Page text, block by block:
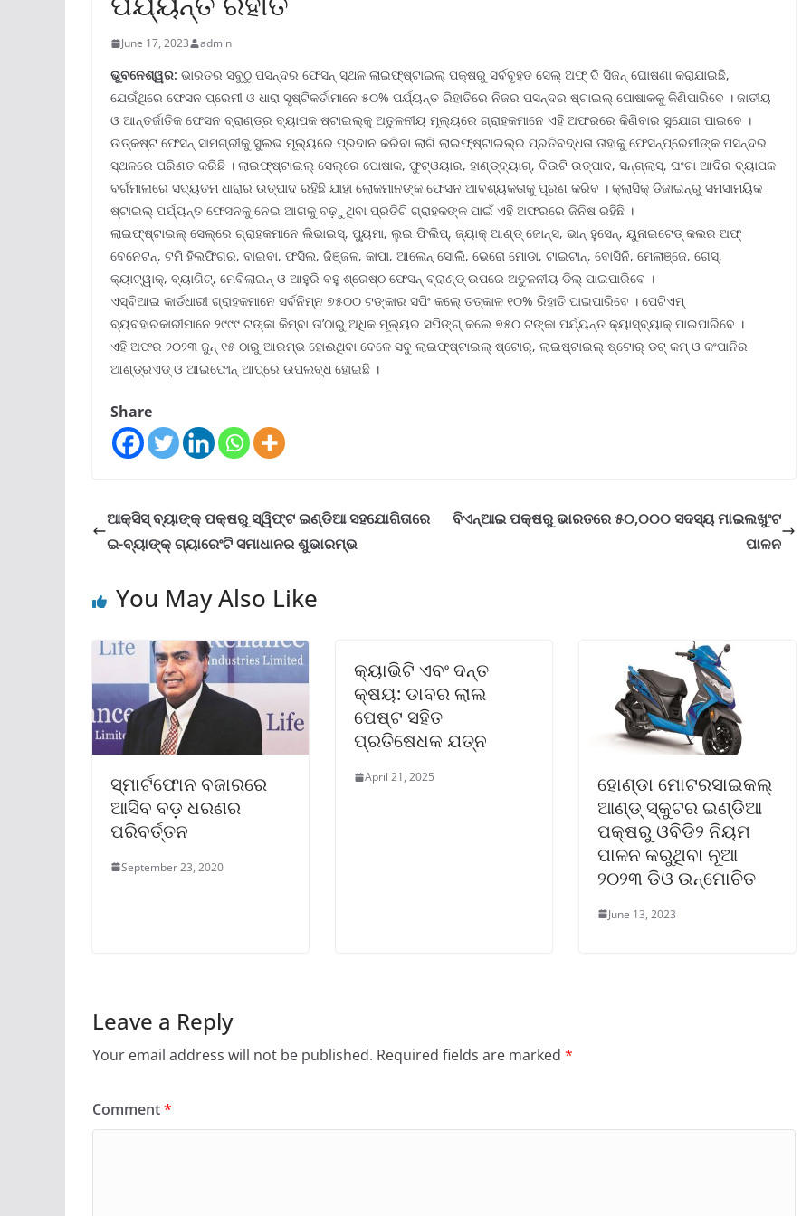
June 17, 2023 admin
ଭୁବନେଶ୍ୱର: ଭାରତର ସବୁଠୁ ପସନ୍ଦର ଫେସନ୍ ସ୍ଥଳ ଲାଇଫ୍‌ଷ୍ଟାଇଲ୍ ପକ୍ଷରୁ ସର୍ବବୃହତ ସେଲ୍ ଅଫ୍ ଦି ସିଜନ୍ ଘୋଷଣା କରାଯାଇଛି,
ଯେଉଁଥିରେ ଫେସନ ପ୍ରେମୀ ଓ ଧାରା ସୃଷ୍ଟିକର୍ତାମାନେ ୫୦% ପର୍ଯ୍ୟନ୍ତ ରିହାତିରେ ନିଜର ପସନ୍ଦର ଷ୍ଟାଇଲ୍ ପୋଷାକକୁ କିଣିପାରିବେ । ଜାତୀୟ
ଓ ଆନ୍ତର୍ଜାତିକ ଫେସନ ବ୍ରାଣ୍ଡ୍‌ର ବ୍ୟାପକ ଷ୍ଟାଇଲ୍‌କୁ ଅତୁଳନୀୟ ମୂଲ୍ୟରେ ଗ୍ରାହକମାନେ ଏହି ଅଫରରେ କିଣିବାର ସୁଯୋଗ ପାଇବେ ।
ଉତ୍କଷ୍ଟ ଫେସନ୍ ସାମଗ୍ରୀକୁ ସୁଲଭ ମୂଲ୍ୟରେ ପ୍ରଦାନ କରିବା ଲାଗି ଲାଇଫ୍‌ଷ୍ଟାଇଲ୍‌ର ପ୍ରତିବଦ୍ଧତା ତାହାକୁ ଫେସନ୍‌ପ୍ରେମୀଙ୍କ ପସନ୍ଦର
ସ୍ଥଳରେ ପରିଣତ କରିଛି । ଲାଇଫ୍‌ଷ୍ଟାଇଲ୍ ସେଲ୍‌ରେ ପୋଷାକ, ଫୁଟ୍‌ଓୟାର, ହାଣ୍ଡ୍‌ବ୍ୟାଗ୍‌, ବିଉଟି ଉତ୍ପାଦ, ସନ୍‌ଗ୍ଲାସ୍‌, ଘଂଟା ଆଦିର ବ୍ୟାପକ
ବର୍ଗମାଳାରେ ସଦ୍ୟତମ ଧାରାର ଉତ୍ପାଦ ରହିଛି ଯାହା ଲୋକମାନଙ୍କ ଫେସନ ଆବଶ୍ୟକତାକୁ ପୂରଣ କରିବ । କ୍ଲାସିକ୍ ଡିଜାଇନ୍‌ରୁ ସମସାମୟିକ
ଷ୍ଟାଇଲ୍ ପର୍ଯ୍ୟନ୍ତ ଫେସନକୁ ନେଇ ଆଗକୁ ବଢ଼ୁଥିବା ପ୍ରତିଟି ଗ୍ରାହକଙ୍କ ପାଇଁ ଏହି ଅଫରରେ ଜିନିଷ ରହିଛି ।
ଲାଇଫ୍‌ଷ୍ଟାଇଲ୍ ସେଲ୍‌ରେ ଗ୍ରାହକମାନେ ଲିଭାଇସ୍‌, ପ୍ୟୁମା, ଲୁଇ ଫିଲିପ୍‌, ଜ୍ୟାକ୍ ଆଣ୍ଡ୍ ଜୋନ୍‌ସ, ଭାନ୍ ହୁସେନ୍‌, ୟୁନାଇଟେଡ୍ କଲର ଅଫ୍
ବେନେଟନ୍‌, ଟମି ହିଲଫିଗର, ବାଇବା, ଫସିଲ, ଜିଞ୍ଜଳ, କାପା, ଆଲେନ୍ ସୋଲି, ଭେରୋ ମୋଡା, ଟାଇଟାନ୍‌, ବୋସିନି, ମେଲାଞ୍ଜେ, ଗେସ୍‌,
କ୍ୟାଟ୍‌ୱାକ୍‌, ବ୍ୟାଗିଟ୍‌, ମେବିଲାଇନ୍ ଓ ଆହୁରି ବହୁ ଶ୍ରେଷ୍ଠ ଫେସନ୍ ବ୍ରାଣ୍ଡ୍ ଉପରେ ଅତୁଳନୀୟ ଡିଲ୍ ପାଇପାରିବେ ।
ଏସ୍‌ବିଆଇ କାର୍ଡଧାରୀ ଗ୍ରାହକମାନେ ସର୍ବନିମ୍ନ ୭୫୦୦ ଟଙ୍କାର ସପିଂ କଲେ୍ ତତ୍କାଳ ୧୦% ରିହାତି ପାଇପାରିବେ । ପେଟିଏମ୍
ବ୍ୟବହାରକାରୀମାନେ ୨୯୯୯ ଟଙ୍କା କିମ୍ବା ତା’ଠାରୁ ଅଧିକ ମୂଲ୍ୟର ସପିଙ୍ଗ୍ କଲେ ୭୫୦ ଟଙ୍କା ପର୍ଯ୍ୟନ୍ତ କ୍ୟାସ୍‌ବ୍ୟାକ୍ ପାଇପାରିବେ ।
ଏହି ଅଫର ୨୦୨୩ ଜୁନ୍ ୧୫ ଠାରୁ ଆରମ୍ଭ ହୋଈଥିବା ବେଳେ ସବୁ ଲାଇଫ୍‌ଷ୍ଟାଇଲ୍ ଷ୍ଟୋର୍‌, ଲାଇଷ୍ଟାଇଲ୍ ଷ୍ଟୋର୍ ଡଟ୍ କମ୍ ଓ କଂପାନିର
ଆଣ୍ଡ୍ରଏଡ୍ ଓ ଆଇଫୋନ୍ ଆପ୍‌ରେ ଉପଲବ୍ଧ ହୋଇଛି ।
Share
ଆକ୍ସିସ୍ ବ୍ୟାଙ୍କ୍ ପକ୍ଷରୁ ସ୍ୱିଫ୍ଟ ଇଣ୍ଡିଆ ସହଯୋଗିତାରେ
ଇ-ବ୍ୟାଙ୍କ୍ ଗ୍ୟାରେଂଟି ସମାଧାନର ଶୁଭାରମ୍ଭ
ବିଏନ୍‌ଆଇ ପକ୍ଷରୁ ଭାରତରେ ୫୦,୦୦୦ ସଦସ୍ୟ ମାଇଲଖୁଂଟ
ପାଳନ
You May Also Like
ସ୍ମାର୍ଟଫୋନ ବଜାରରେ
ଆସିବ ବଡ଼ ଧରଣର
ପରିବର୍ତ୍ତନ
September 23, 2020
କ୍ୟାଭିଟି ଏବଂ ଦନ୍ତ
କ୍ଷୟ: ଡାବର ଲାଲ
ପେଷ୍ଟ ସହିତ
ପ୍ରତିଷେଧକ ଯତ୍ନ
April 21, 2025
ହୋଣ୍ଡା ମୋଟରସାଇକଲ୍
ଆଣ୍ଡ୍ ସ୍କୁଟର ଇଣ୍ଡିଆ
ପକ୍ଷରୁ ଓବିଡି୨ ନିୟମ
ପାଳନ କରୁଥିବା ନୂଆ
୨୦୨୩ ଡିଓ ଉନ୍ମୋଚିତ
June 13, 2023
Leave a Reply
Your email address will not be published. Required fields are marked *
Comment*